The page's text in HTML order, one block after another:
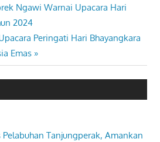
Ngawi Warnai Upacara Hari
2024
Peringati Hari Bhayangkara
Emas
Pelabuhan Tanjungperak, Amankan